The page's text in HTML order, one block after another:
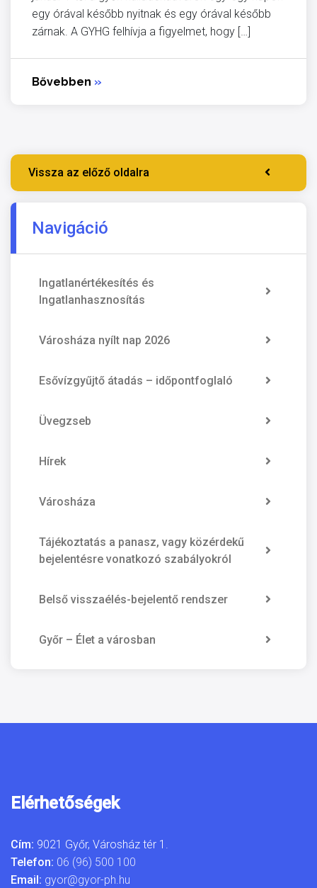
egy órával később nyitnak és egy órával később
zárnak. A GYHG felhívja a figyelmet, hogy […]
Bővebben »
Vissza az előző oldalra
Navigáció
Ingatlanértékesítés és
Ingatlanhasznosítás
Városháza nyílt nap 2026
Esővízgyűjtő átadás – időpontfoglaló
Üvegzseb
Hírek
Városháza
Tájékoztatás a panasz, vagy közérdekű
bejelentésre vonatkozó szabályokról
Belső visszaélés-bejelentő rendszer
Győr – Élet a városban
Elérhetőségek
Cím: 9021 Győr, Városház tér 1.
Telefon: 06 (96) 500 100
Email: gyor@gyor-ph.hu